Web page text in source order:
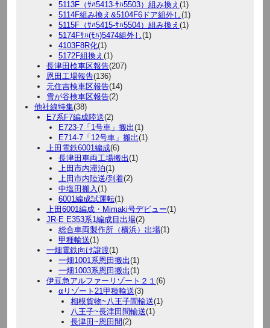
5113F（ｻﾊ5413-ｻﾊ5503）組み換え (1)
5114F組み換え&5104F6ドア組外し(1)
5115F（ｻﾊ5415-ｻﾊ5504）組み換え (1)
5174Fｻﾊ(ﾓﾊ)5474組外し(1)
4103F8R化(1)
5172F組換え (1)
長津田検車区報告(207)
恩田工場報告(136)
元住吉検車区報告(14)
雪が谷検車区報告(2)
他社線特集(38)
E7系F7編成陸送(2)
E723-7「1号車」搬出(1)
E714-7「12号車」搬出(1)
上田電鉄6001編成(6)
長津田車両工場搬出(1)
上田市内滞泊(1)
上田市内陸送/到着(2)
中塩田搬入(1)
6001編成試運転(1)
上田6001編成・Mimaki号デビュー(1)
JR-E E353系1編成目出場(2)
総合車両製作所（横浜）出場(1)
甲種輸送(1)
一畑電鉄向け譲渡(1)
一畑1001系恩田搬出(1)
一畑1003系恩田搬出(1)
伊豆急アルファーリゾート２１ (6)
αリゾート21甲種輸送(3)
相模貨物~八王子間輸送(1)
八王子~長津田間輸送(1)
長津田~恩田間(2)